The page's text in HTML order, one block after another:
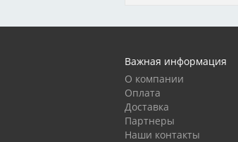
Важная информация
О компании
Оплата
Доставка
Партнеры
Наши контакты